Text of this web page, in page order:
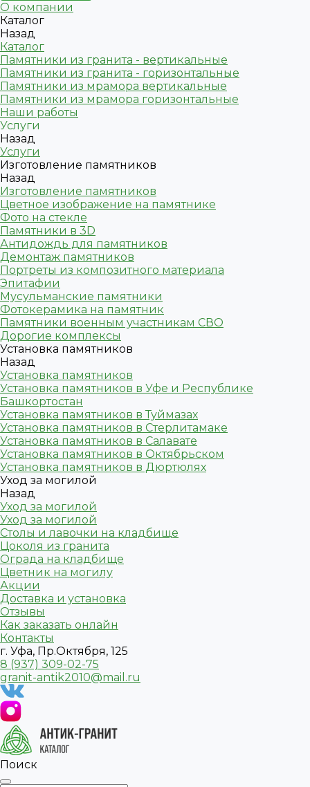
О компании
Каталог
Назад
Каталог
Памятники из гранита - вертикальные
Памятники из гранита - горизонтальные
Памятники из мрамора вертикальные
Памятники из мрамора горизонтальные
Наши работы
Услуги
Назад
Услуги
Изготовление памятников
Назад
Изготовление памятников
Цветное изображение на памятнике
Фото на стекле
Памятники в 3D
Антидождь для памятников
Демонтаж памятников
Портреты из композитного материала
Эпитафии
Мусульманские памятники
Фотокерамика на памятник
Памятники военным участникам СВО
Дорогие комплексы
Установка памятников
Назад
Установка памятников
Установка памятников в Уфе и Республике
Башкортостан
Установка памятников в Туймазах
Установка памятников в Стерлитамаке
Установка памятников в Салавате
Установка памятников в Октябрьском
Установка памятников в Дюртюлях
Уход за могилой
Назад
Уход за могилой
Уход за могилой
Столы и лавочки на кладбище
Цоколя из гранита
Ограда на кладбище
Цветник на могилу
Акции
Доставка и установка
Отзывы
Как заказать онлайн
Контакты
г. Уфа, Пр.Октября, 125
8 (937) 309-02-75
granit-antik2010@mail.ru
Поиск